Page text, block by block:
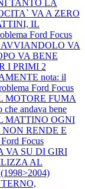
TANTO LA
VA A ZERO
IL
Ford Focus
AVVIANDOLO VA
VA BENE
I PRIMI 2
nota: il
Ford Focus
MOTORE FUMA
andava bene
MATTINO OGNI
RENDE E
Focus
VA SU DI GIRI
AL